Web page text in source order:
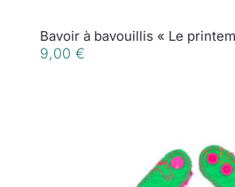
Bavoir à bavouillis « Le
9,00 €